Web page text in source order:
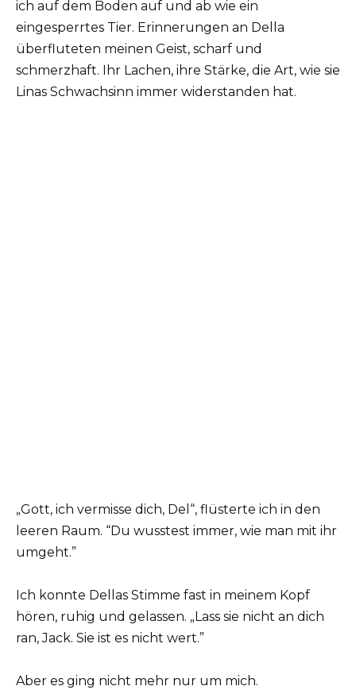
ich auf dem Boden auf und ab wie ein
eingesperrtes Tier. Erinnerungen an Della
überfluteten meinen Geist, scharf und
schmerzhaft. Ihr Lachen, ihre Stärke, die Art, wie sie
Linas Schwachsinn immer widerstanden hat.
„Gott, ich vermisse dich, Del“, flüsterte ich in den
leeren Raum. “Du wusstest immer, wie man mit ihr
umgeht.”
Ich konnte Dellas Stimme fast in meinem Kopf
hören, ruhig und gelassen. „Lass sie nicht an dich
ran, Jack. Sie ist es nicht wert.”
Aber es ging nicht mehr nur um mich.